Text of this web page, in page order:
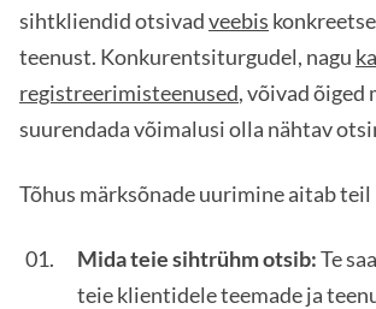
sihtkliendid otsivadveebis
teenust. Konkurentsiturgudel, nagu
registreerimisteenused, võivad õiged
suurendada võimalusi olla nähtav
Tõhus märksõnade uurimine aitab
Mida teie sihtrühm otsib:Te
teie klientidele teemade ja